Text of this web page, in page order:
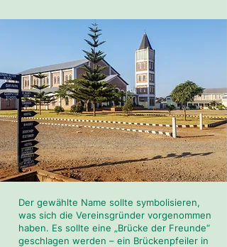
Der gewählte Name sollte symbolisieren,
was sich die Vereinsgründer vorgenommen
haben. Es sollte eine „Brücke der Freunde“
geschlagen werden – ein Brückenpfeiler in